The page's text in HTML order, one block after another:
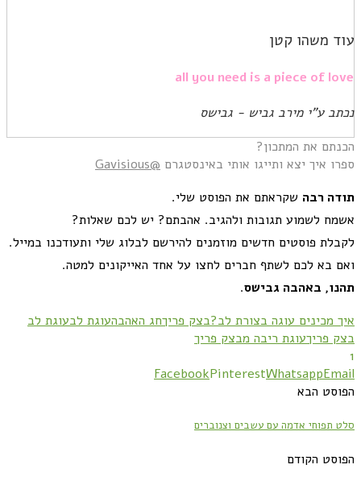
עוד משהו קטן
all you need is a piece of love
נכתב ע"י מירב גביש - גבישס
הכנתם את המתכון?
ספרו איך יצא ותייגו אותי באינסטגרם @Gavisious
תודה רבה שקראתם את הפוסט שלי.
אשמח לשמוע תגובות ולהגיב. אהבתם? יש לכם שאלות?
לקבלת פוסטים חדשים מוזמנים להירשם לבלוג שלי ותעודכנו במייל.
ואם בא לכם לשתף חברים לחצו על אחד האייקונים למטה.
תהנו, באהבה גבישס.
איך מכינים עוגה בצורת לב?בצק פריךחג האהבהעוגת לבעוגת לב
בצק פריךעוגת ריבה מבצק פריך
1
FacebookPinterestWhatsappEmail
הפוסט הבא
סלט תפוחי אדמה עם עשבים וצנוברים
הפוסט הקודם